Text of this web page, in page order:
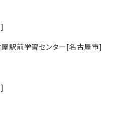
駅前学習センター[名古屋市]